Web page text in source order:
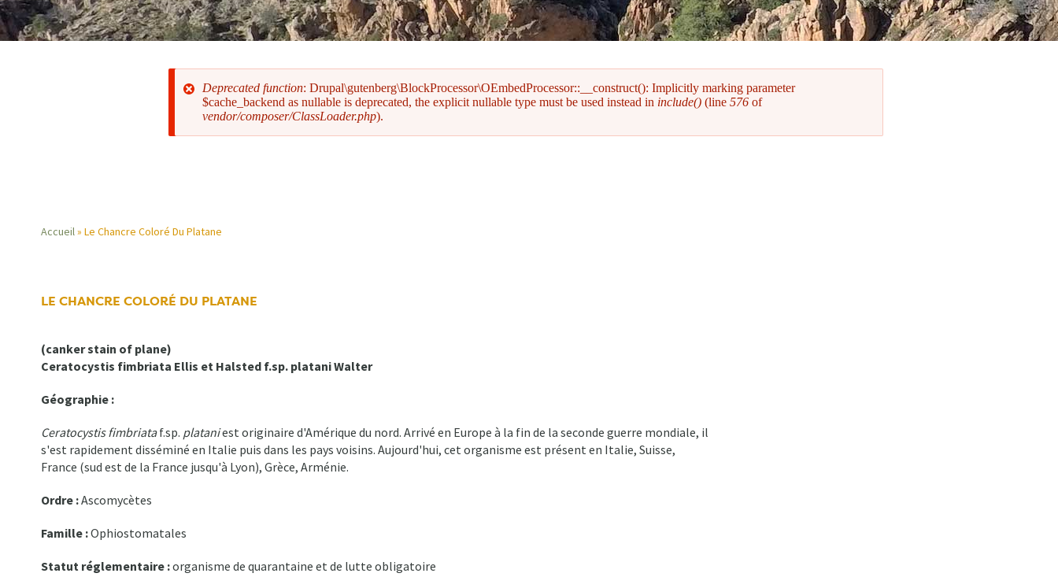
Message
Deprecated function: Drupal\gutenberg\BlockProcessor\OEmbedProcessor::__construct(): Implicitly marking parameter
$cache_backend as nullable is deprecated, the explicit nullable type must be used instead in include() (line 576 of
vendor/composer/ClassLoader.php).
d'Ariane
Accueil Le Chancre Coloré Du Platane
LE CHANCRE COLORÉ DU PLATANE
(canker stain of plane)
Ceratocystis fimbriata Ellis et Halsted f.sp. platani Walter
Géographie :
Ceratocystis fimbriataf.sp. plataniest originaire d'Amérique du nord. Arrivé en Europe à la fin de la seconde guerre mondiale, il
s'est rapidement disséminé en Italie puis dans les pays voisins. Aujourd'hui, cet organisme est présent en Italie, Suisse,
France (sud est de la France jusqu'à Lyon), Grèce, Arménie.
Ordre :Ascomycètes
Famille :Ophiostomatales
Statut réglementaire :organisme de quarantaine et de lutte obligatoire